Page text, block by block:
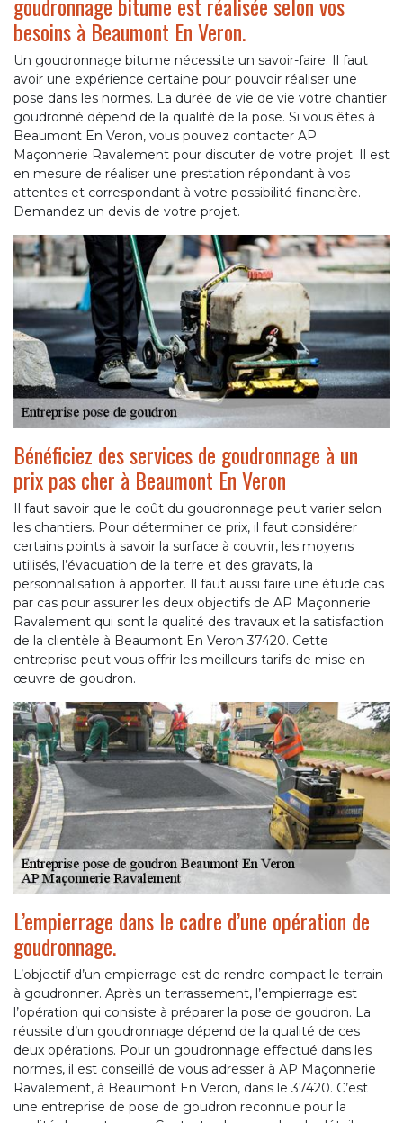
goudronnage bitume est réalisée selon vos
besoins à Beaumont En Veron.
Un goudronnage bitume nécessite un savoir-faire. Il faut
avoir une expérience certaine pour pouvoir réaliser une
pose dans les normes. La durée de vie de vie votre chantier
goudronné dépend de la qualité de la pose. Si vous êtes à
Beaumont En Veron, vous pouvez contacter AP
Maçonnerie Ravalement pour discuter de votre projet. Il est
en mesure de réaliser une prestation répondant à vos
attentes et correspondant à votre possibilité financière.
Demandez un devis de votre projet.
Bénéficiez des services de goudronnage à un
prix pas cher à Beaumont En Veron
Il faut savoir que le coût du goudronnage peut varier selon
les chantiers. Pour déterminer ce prix, il faut considérer
certains points à savoir la surface à couvrir, les moyens
utilisés, l’évacuation de la terre et des gravats, la
personnalisation à apporter. Il faut aussi faire une étude cas
par cas pour assurer les deux objectifs de AP Maçonnerie
Ravalement qui sont la qualité des travaux et la satisfaction
de la clientèle à Beaumont En Veron 37420. Cette
entreprise peut vous offrir les meilleurs tarifs de mise en
œuvre de goudron.
L’empierrage dans le cadre d’une opération de
goudronnage.
L’objectif d’un empierrage est de rendre compact le terrain
à goudronner. Après un terrassement, l’empierrage est
l’opération qui consiste à préparer la pose de goudron. La
réussite d’un goudronnage dépend de la qualité de ces
deux opérations. Pour un goudronnage effectué dans les
normes, il est conseillé de vous adresser à AP Maçonnerie
Ravalement, à Beaumont En Veron, dans le 37420. C’est
une entreprise de pose de goudron reconnue pour la